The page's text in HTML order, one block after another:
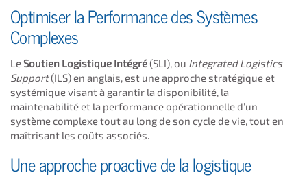
Optimiser la Performance des Systèmes
Complexes
Le Soutien Logistique Intégré(SLI), ou Integrated Logistics
Support(ILS) en anglais, est une approche stratégique et
systémique visant à garantir la disponibilité, la
maintenabilité et la performance opérationnelle d’un
système complexe tout au long de son cycle de vie, tout en
maîtrisant les coûts associés.
Une approche proactive de la logistique